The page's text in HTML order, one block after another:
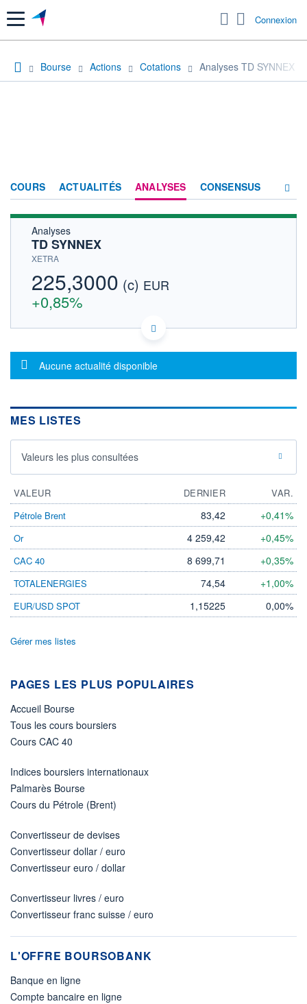
Menu Connexion
Bourse Actions Cotations Analyses TD SYNNEX
COURS ACTUALITÉS ANALYSES CONSENSUS
ACTIONNAIRES
Analyses
TD SYNNEX
XETRA
225,3000 (c) EUR
+0,85%
US87162W1009 SUX
Politique d'exécution
Cotation sur les autres places
225,3000 223,4000
+ HAUT
VOLUME
18 015 MEUR 06.08.26 / 17:35:31
LIMITE À LA
BAISSE
LIMITE À LA
HAUSSE
0,0000
RENDEMENT
ESTIMÉ 2026
-
PER ESTIMÉ
DERNIER
DIVIDENDE
0,00 EUR
DERNIER
DIVIDENDE
ÉLIGIBILITÉ
Boursobank
Message d'information
Aucune actualité disponible
MES LISTES
Valeurs les plus consultées
VALEUR DERNIER
VAR.
Pétrole Brent
83,42 +0,41%
Or 4 259,42 +0,45%
CAC 40 8 699,71 +0,35%
TOTALENERGIES 74,54 +1,00%
EUR/USD SPOT 1,15225 0,00%
Gérer mes listes
PAGES LES PLUS POPULAIRES
Accueil Bourse
Tous les cours boursiers
Cours CAC 40
Indices boursiers internationaux
Palmarès Bourse
Cours du Pétrole (Brent)
Convertisseur de devises
Convertisseur dollar / euro
Convertisseur euro / dollar
Convertisseur livres / euro
Convertisseur franc suisse / euro
L'OFFRE BOURSOBANK
Banque en ligne
Compte bancaire en ligne